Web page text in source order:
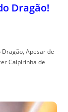
Dragão!
Apesar de
Caipirinha de